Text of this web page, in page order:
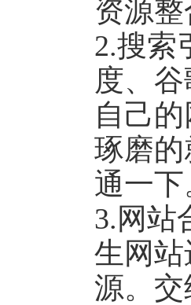
资源
2.搜索
度、
自己
琢磨
通一
3.网站
生网
源。